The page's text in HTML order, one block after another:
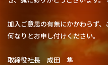
加入ご意思の有無にかかわらず
何なりとお申し付けください。
取締役社長 成田 隼